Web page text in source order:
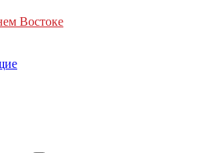
Востоке